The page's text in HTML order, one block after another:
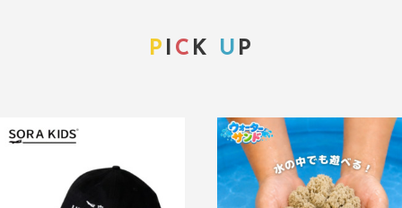
P I C K U P